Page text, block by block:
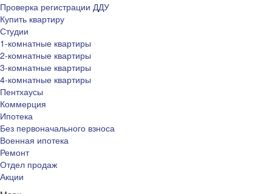
Проверка регистрации ДДУ
Купить квартиру
Студии
1-комнатные квартиры
2-комнатные квартиры
3-комнатные квартиры
4-комнатные квартиры
Пентхаусы
Коммерция
Ипотека
Без первоначального взноса
Военная ипотека
Ремонт
Отдел продаж
Акции